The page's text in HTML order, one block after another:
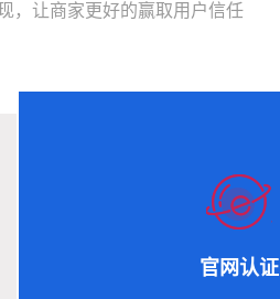
，让商家更好的赢取用户信任
官网认证